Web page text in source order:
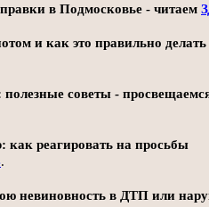
в Подмосковье - читаем
и как это правильно делать
советы -
как реагировать на просьбы
.
невиновность в ДТП или